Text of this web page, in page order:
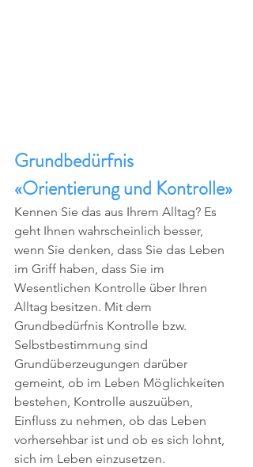
Grundbedürfnis
«Orientierung und Kontrolle»
Kennen Sie das aus Ihrem Alltag? Es
geht Ihnen wahrscheinlich besser,
wenn Sie denken, dass Sie das Leben
im Griff haben, dass Sie im
Wesentlichen Kontrolle über Ihren
Alltag besitzen. Mit dem
Grundbedürfnis Kontrolle bzw.
Selbstbestimmung sind
Grundüberzeugungen darüber
gemeint, ob im Leben Möglichkeiten
bestehen, Kontrolle auszuüben,
Einfluss zu nehmen, ob das Leben
vorhersehbar ist und ob es sich lohnt,
sich im Leben einzusetzen.